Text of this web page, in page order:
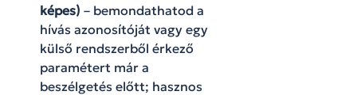
képes) – bemondathatod a
hívás azonosítóját vagy egy
külső rendszerből érkező
paramétert már a
beszélgetés előtt; hasznos